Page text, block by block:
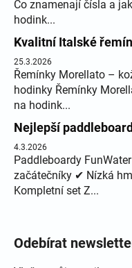
Co znamenají čísla a
hodink...
Kvalitní Italské
25.3.2026
Řemínky Morellato –
hodinky Řemínky
na hodink...
Nejlepší
4.3.2026
Paddleboardy
začátečníky ✔ Nízká
Kompletní set Z...
Odebírat